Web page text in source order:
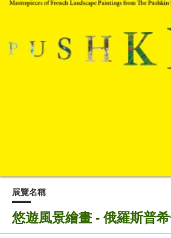
展覽名稱
悠遊風景繪畫 - 俄羅斯普